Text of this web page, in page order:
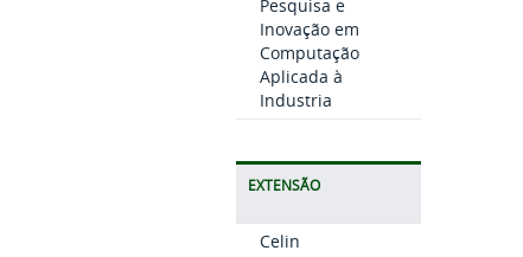
Pesquisa e
Inovação em
Computação
Aplicada à
Industria
EXTENSÃO
Celin